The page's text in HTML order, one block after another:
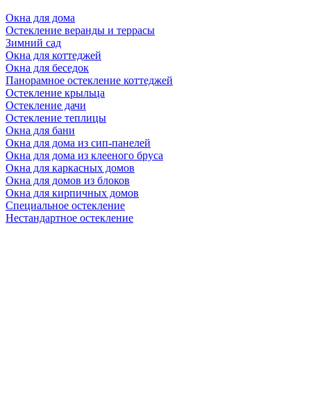
Окна для дома
Остекление веранды и террасы
Зимний сад
Окна для коттеджей
Окна для беседок
Панорамное остекление коттеджей
Остекление крыльца
Остекление дачи
Остекление теплицы
Окна для бани
Окна для дома из сип-панелей
Окна для дома из клееного бруса
Окна для каркасных домов
Окна для домов из блоков
Окна для кирпичных домов
Специальное остекление
Нестандартное остекление